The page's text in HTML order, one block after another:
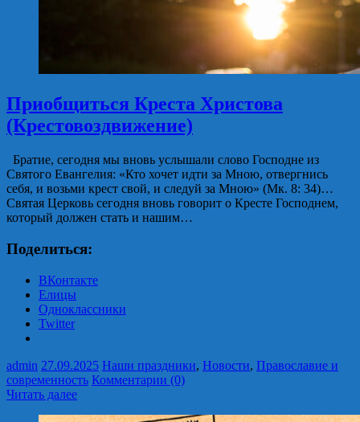
Приобщиться Креста Христова
(Крестовоздвижение)
Братие, сегодня мы вновь услышали слово Господне из
Святого Евангелия: «Кто хочет идти за Мною, отвергнись
себя, и возьми крест свой, и следуй за Мною» (Мк. 8: 34)…
Святая Церковь сегодня вновь говорит о Кресте Господнем,
который должен стать и нашим…
Поделиться:
ВКонтакте
Елицы
Одноклассники
Twitter
admin 27.09.2025 Наши праздники, Новости, Православие и
современность Комментарии (0)
Читать далее